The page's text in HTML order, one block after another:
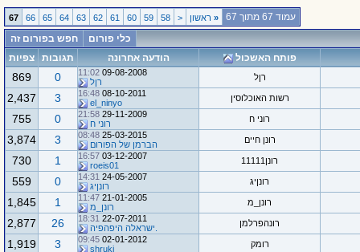
עמוד 67 מתוך 67 «ראשון <
58
59
60
61
62
63
64
65
66
67
כלי פורום
חפש בפורום זה
פותח האשכול
הודעה אחרונה תגובות צפיות
רןל 09-08-2008
11:02
רןל
0
869
רשות האוכלוסין 08-10-2011
16:48
el_ninyo
3
2,437
רוני ח 29-11-2009
21:58
רוני ח
0
755
רונן חיים 25-03-2015
08:48
הברמן של הפורום
3
3,874
רונן11111 03-12-2007
16:57
roeis01
1
730
רונןיג 24-05-2007
14:31
רונןיג
0
559
רונן_מ 21-01-2005
11:47
רונן_מ
1
1,845
רונהפרלמן 22-07-2011
18:31
.ישראלה היפהפיה
26
2,877
רומק 02-01-2012
09:45
shruki
3
1,919